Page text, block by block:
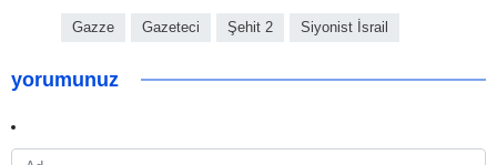
Gazze Gazeteci Şehit 2 Siyonist İsrail
yorumunuz